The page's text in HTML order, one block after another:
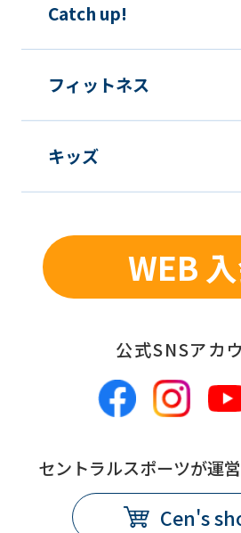
各種届出制度につ
提
限
効
翌月1日から
別途、休会費を
る
出
各月10日
Catch up!
フィットネス
キッズ
WEB
公式SNSアカ
セントラルスポーツが運
Cen's